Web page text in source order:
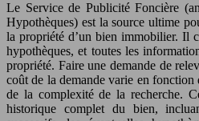
Le Service de Publicité Foncière
Hypothèques) est la source ultime
la propriété d’un bien immobilier. Il
hypothèques, et toutes les
propriété. Faire une demande de
coût de la demande varie en fonction
de la complexité de la recherche.
historique complet du bien,